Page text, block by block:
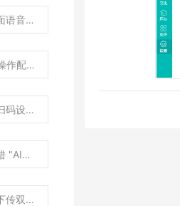
前台打开支付界面语音提示“请出示付款码"如何设置？
支付宝NFC支付操作配置说明？
前台参数：启用扫码设备识别有什么作用？
通道1: 激活AI报错 "AI秤SDK安装文件解压异常"？
如何设置条码秤下传双倍商品价格？